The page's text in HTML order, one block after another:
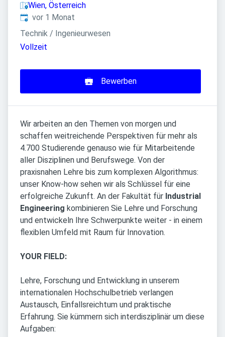
Wien, Österreich
Veröffentlicht:
vor 1 Monat
Technik / Ingenieurwesen
Vollzeit
Bewerben
Wir arbeiten an den Themen von morgen und
schaffen weitreichende Perspektiven für mehr als
4.700 Studierende genauso wie für Mitarbeitende
aller Disziplinen und Berufswege. Von der
praxisnahen Lehre bis zum komplexen Algorithmus:
unser Know-how sehen wir als Schlüssel für eine
erfolgreiche Zukunft. An der Fakultät für Industrial
Engineering kombinieren Sie Lehre und Forschung
und entwickeln Ihre Schwerpunkte weiter - in einem
flexiblen Umfeld mit Raum für Innovation.
YOUR FIELD:
Lehre, Forschung und Entwicklung in unserem
internationalen Hochschulbetrieb verlangen
Austausch, Einfallsreichtum und praktische
Erfahrung. Sie kümmern sich interdisziplinär um diese
Aufgaben: